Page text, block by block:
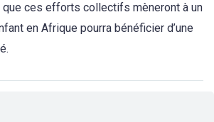
ces efforts collectifs mèneront à un
en Afrique pourra bénéficier d’une